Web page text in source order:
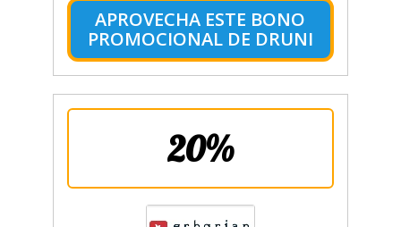
APROVECHA ESTE BONO
PROMOCIONAL DE DRUNI
20%